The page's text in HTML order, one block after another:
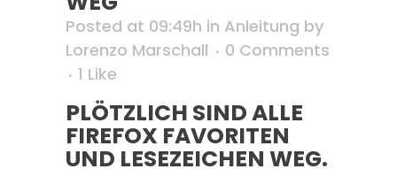
Posted at 09:49h in Anleitung by
Lorenzo Marschall
0 Comments
1 Like
PLÖTZLICH SIND ALLE
FIREFOX FAVORITEN
UND LESEZEICHEN WEG.